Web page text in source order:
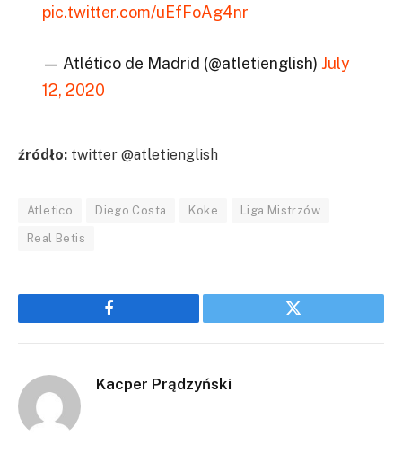
pic.twitter.com/uEfFoAg4nr
— Atlético de Madrid (@atletienglish) July
12, 2020
źródło: twitter @atletienglish
Atletico Diego Costa Koke Liga Mistrzów
Real Betis
Facebook Twitter
Kacper Prądzyński